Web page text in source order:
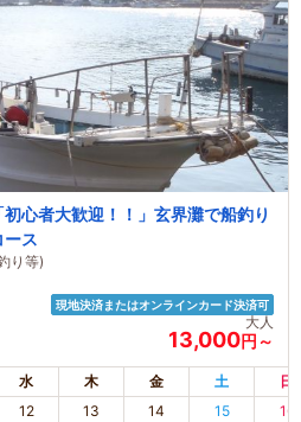
心者大歓迎！！」玄界灘で船釣り
ス
り等)
現地決済またはオンラインカード決済可
大人
13,000円～
水 木 金 土 日
12 13 14 15 16